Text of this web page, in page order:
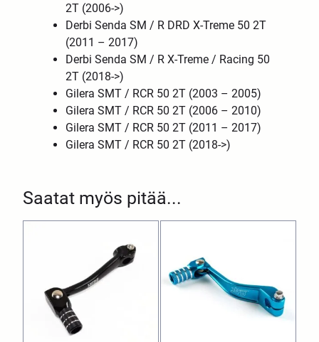
Saatat myös pitää...
2T (2006->)
Derbi Senda SM / R DRD X-Treme 50 2T
(2011 – 2017)
Derbi Senda SM / R X-Treme / Racing 50
2T (2018->)
Gilera SMT / RCR 50 2T (2003 – 2005)
Gilera SMT / RCR 50 2T (2006 – 2010)
Gilera SMT / RCR 50 2T (2011 – 2017)
Gilera SMT / RCR 50 2T (2018->)